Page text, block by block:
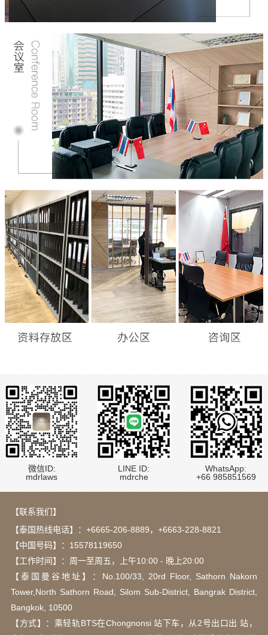
微信ID:
mdrlaws
LINE ID:
mdrche
WhatsApp:
+66 985851569
【联系我们】
【泰国热线电话】： +6665-206-8889， +6663-228-8821
【中国号码】：15578119650
【工作时间】：周一至周五，上午10:00 - 晚上20:00
【泰国曼谷地址】：Νο.100/33, 20rd Floor, Sathorn Nakorn
Tower,North Sathorn Road, Silom Sub-District, Bangrak District,
Bangkok, 10500
【方式】：乘轻轨BTS在Chongnonsi 站下车，从2号出口出 站，